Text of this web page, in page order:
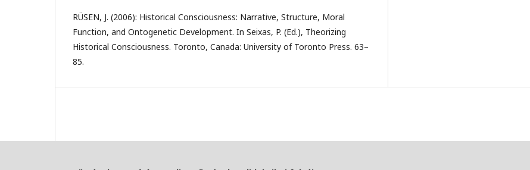
RÜSEN, J. (2006): Historical Consciousness: Narrative, Structure, Moral
Function, and Ontogenetic Development. In Seixas, P. (Ed.), Theorizing
Historical Consciousness. Toronto, Canada: University of Toronto Press. 63–
85.